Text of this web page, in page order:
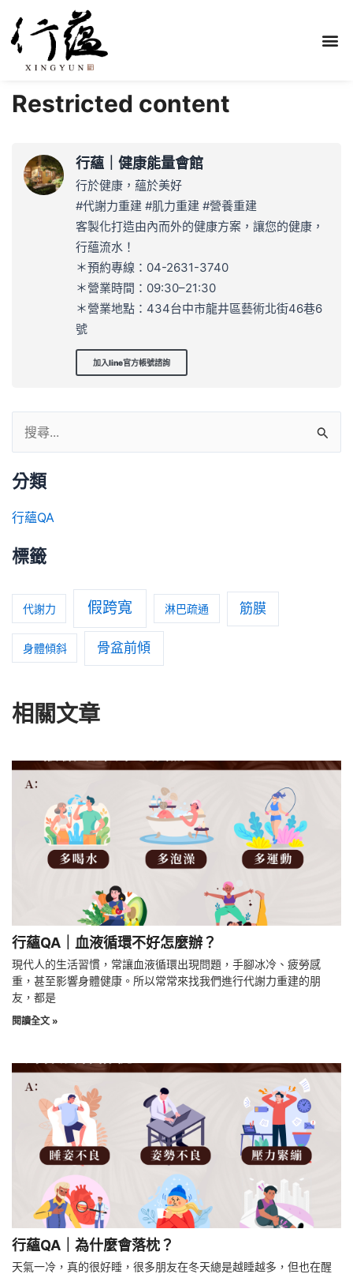
Restricted content
行蘊｜健康能量會館
行於健康，蘊於美好
#代謝力重建 #肌力重建 #營養重建
客製化打造由內而外的健康方案，讓您的健康，
行蘊流水！
＊預約專線：04-2631-3740
＊營業時間：09:30–21:30
＊營業地點：434台中市龍井區藝術北街46巷6
號
加入line官方帳號諮詢
分類
行蘊QA
標籤
代謝力 假跨寬 淋巴疏通 筋膜
身體傾斜 骨盆前傾
相關文章
行蘊QA｜血液循環不好怎麼辦？
現代人的生活習慣，常讓血液循環出現問題，手腳冰冷、疲勞感
重，甚至影響身體健康。所以常常來找我們進行代謝力重建的朋
友，都是
閱讀全文 »
行蘊QA｜為什麼會落枕？
天氣一冷，真的很好睡，很多朋友在冬天總是越睡越多，但也在醒